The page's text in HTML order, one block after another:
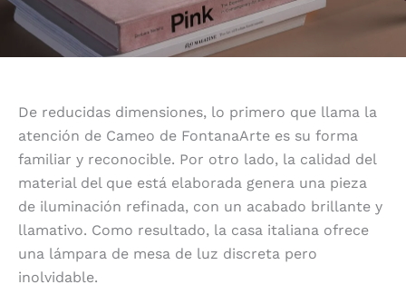
De reducidas dimensiones, lo primero que llama la
atención de Cameo de FontanaArte es su forma
familiar y reconocible. Por otro lado, la calidad del
material del que está elaborada genera una pieza
de iluminación refinada, con un acabado brillante y
llamativo. Como resultado, la casa italiana ofrece
una lámpara de mesa de luz discreta pero
inolvidable.